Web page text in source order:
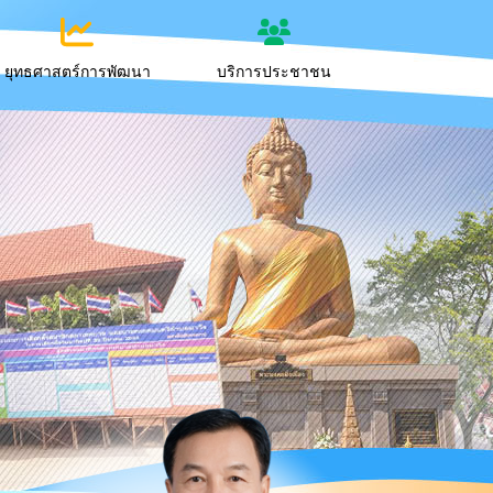
ยุทธศาสตร์การพัฒนา บริการประชาชน